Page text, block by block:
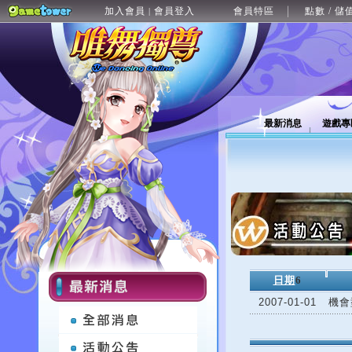
加入會員 | 會員登入 會員特區 點數 / 儲
最新消息 遊戲
日期 6
2007-01-01
機